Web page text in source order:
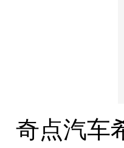
奇点汽车